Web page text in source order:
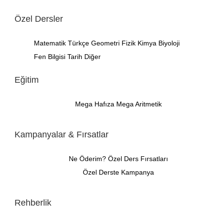
Özel Dersler
Matematik Türkçe Geometri Fizik Kimya Biyoloji
Fen Bilgisi Tarih Diğer
Eğitim
Mega Hafıza Mega Aritmetik
Kampanyalar & Fırsatlar
Ne Öderim? Özel Ders Fırsatları
Özel Derste Kampanya
Rehberlik